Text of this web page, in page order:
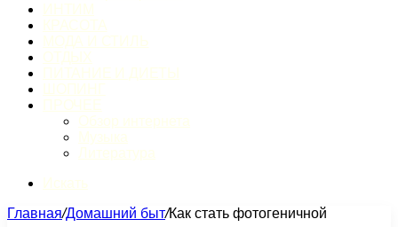
Главная/Домашний быт/Как стать фотогеничной